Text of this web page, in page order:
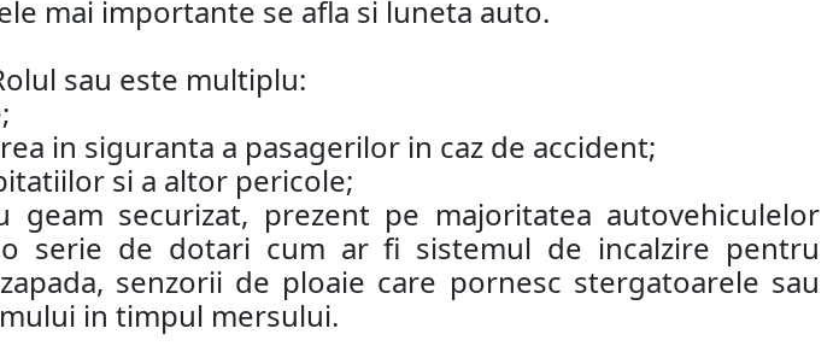
mai importante se afla si luneta auto.
sau este multiplu:
in siguranta a pasagerilor in caz de accident;
si a altor pericole;
securizat, prezent pe majoritatea autovehiculelor
serie de dotari cum ar fi sistemul de incalzire pentru
senzorii de ploaie care pornesc stergatoarele sau
in timpul mersului.